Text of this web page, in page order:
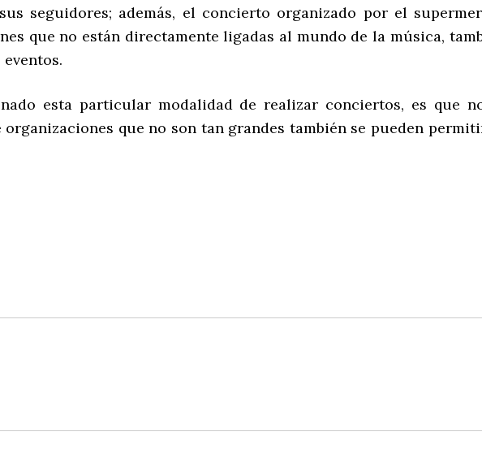
seguidores; además, el concierto organizado por el
que no están directamente ligadas al mundo de la música,
esta particular modalidad de realizar conciertos, es que
que no son tan grandes también se pueden